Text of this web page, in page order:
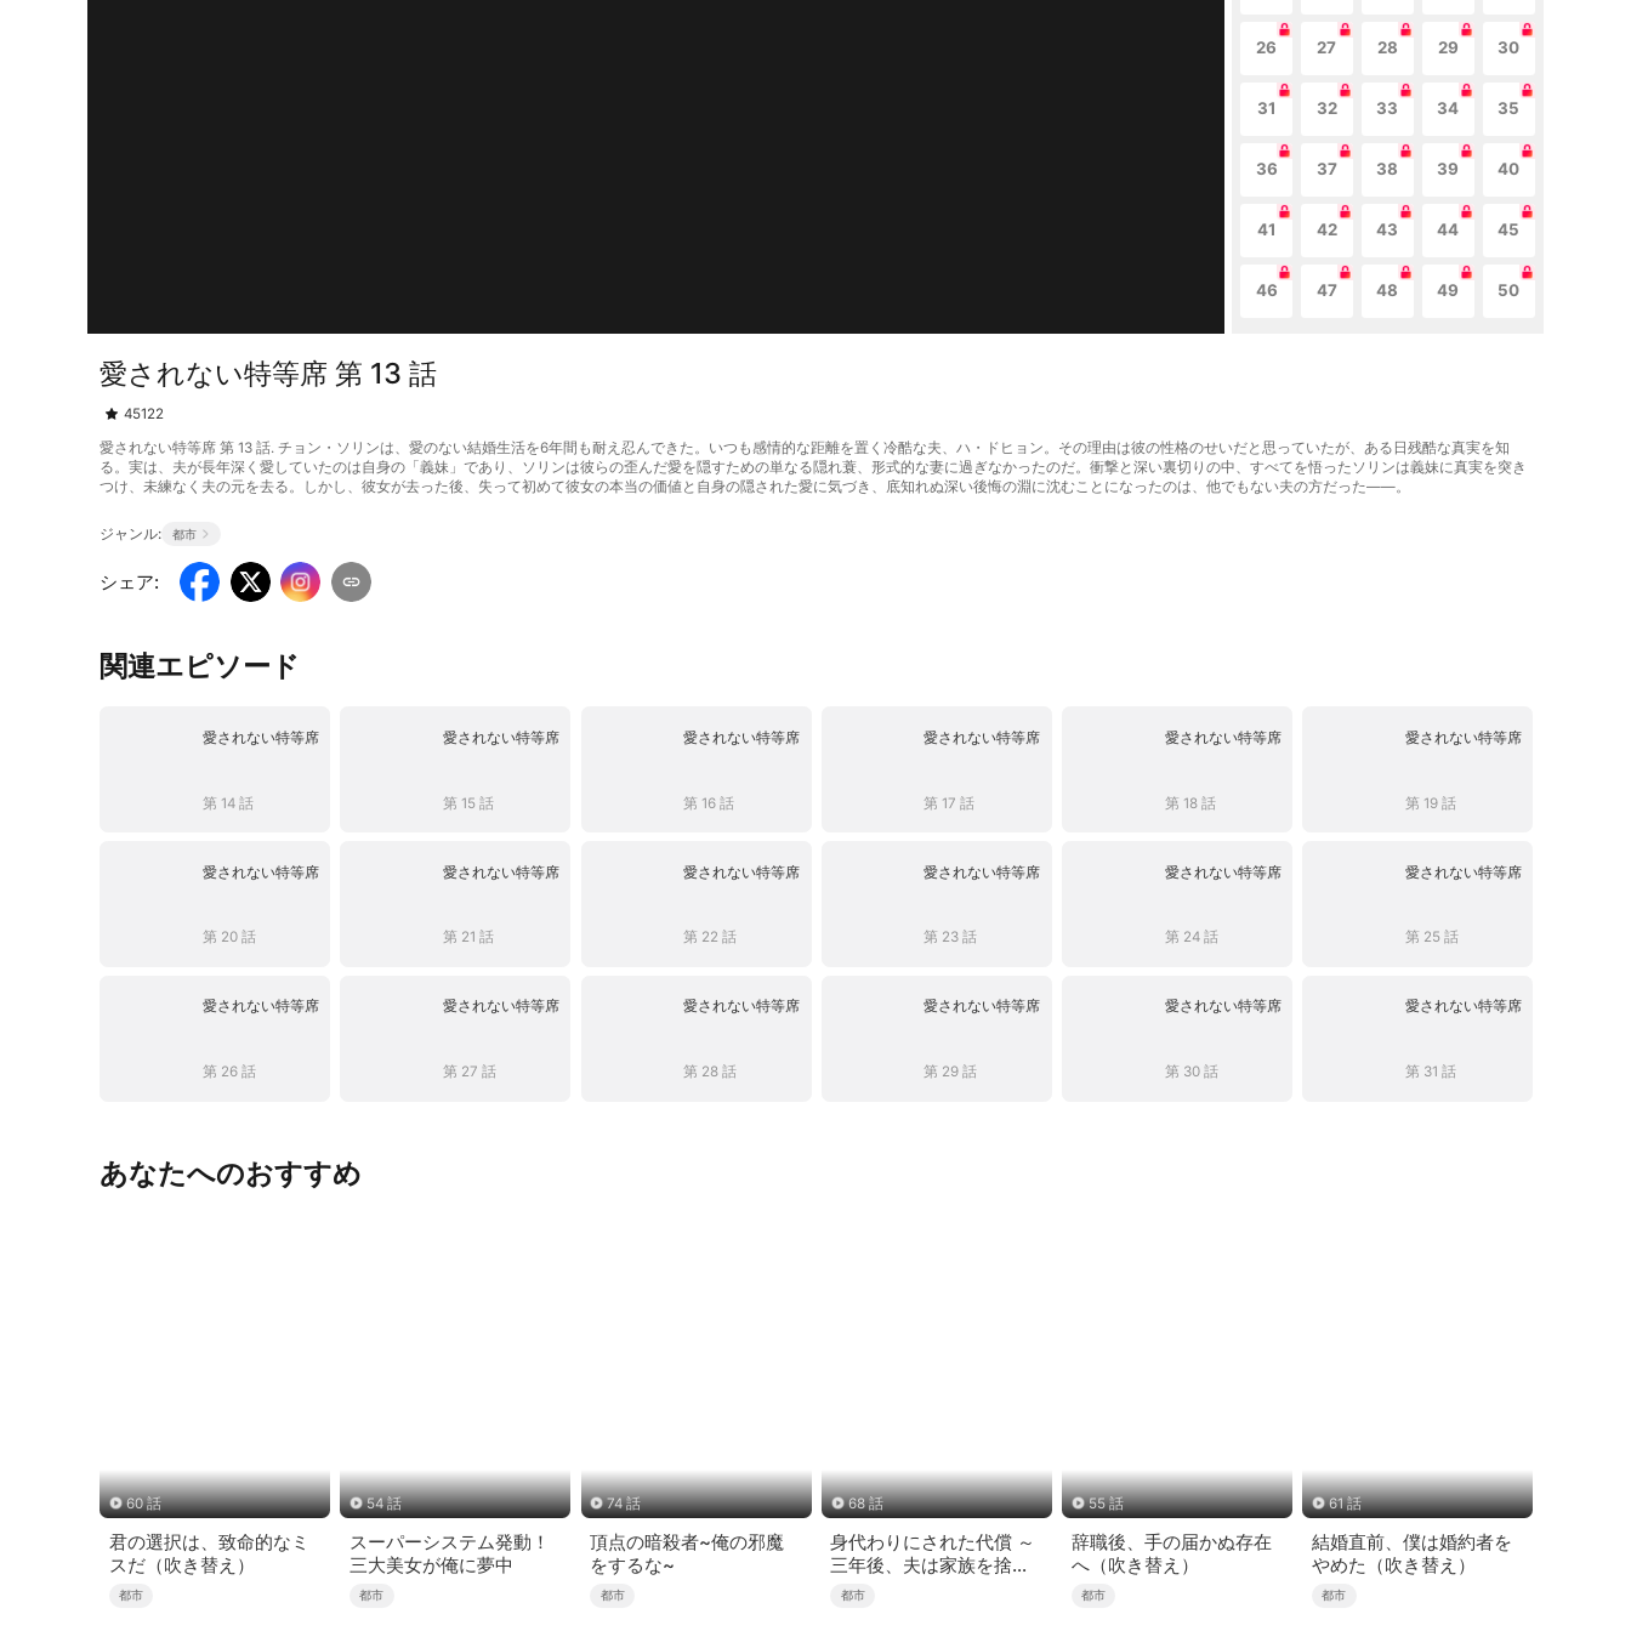
26 27 28 29 30
31 32 33 34 35
36 37 38 39 40
41 42 43 44 45
46 47 48 49 50
愛されない特等席 第 13 話
45122
愛されない特等席 第 13 話. チョン・ソリンは、愛のない結婚生活を6年間も耐え忍んできた。いつも感情的な距離を置く冷酷な夫、ハ・ドヒョン。その理由は彼の性格のせいだと思っていたが、ある日残酷な真実を知
る。実は、夫が長年深く愛していたのは自身の「義妹」であり、ソリンは彼らの歪んだ愛を隠すための単なる隠れ蓑、形式的な妻に過ぎなかったのだ。衝撃と深い裏切りの中、すべてを悟ったソリンは義妹に真実を突き
つけ、未練なく夫の元を去る。しかし、彼女が去った後、失って初めて彼女の本当の価値と自身の隠された愛に気づき、底知れぬ深い後悔の淵に沈むことになったのは、他でもない夫の方だった——。
ジャンル: 都市
シェア:
関連エピソード
愛されない特等席
第 14 話
愛されない特等席
第 15 話
愛されない特等席
第 16 話
愛されない特等席
第 17 話
愛されない特等席
第 18 話
愛されない特等席
第 19 話
愛されない特等席
第 20 話
愛されない特等席
第 21 話
愛されない特等席
第 22 話
愛されない特等席
第 23 話
愛されない特等席
第 24 話
愛されない特等席
第 25 話
愛されない特等席
第 26 話
愛されない特等席
第 27 話
愛されない特等席
第 28 話
愛されない特等席
第 29 話
愛されない特等席
第 30 話
愛されない特等席
第 31 話
あなたへのおすすめ
60 話
君の選択は、致命的なミ
スだ（吹き替え）
都市
54 話
スーパーシステム発動！
三大美女が俺に夢中
都市
74 話
頂点の暗殺者~俺の邪魔
をするな~
都市
68 話
身代わりにされた代償 ～
三年後、夫は家族を捨て
た～
都市
55 話
辞職後、手の届かぬ存在
へ（吹き替え）
都市
61 話
結婚直前、僕は婚約者を
やめた（吹き替え）
都市